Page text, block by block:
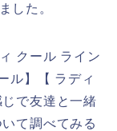
した。
クール ライン
ル】【 ラディ
で友達と一緒
て調べてみる